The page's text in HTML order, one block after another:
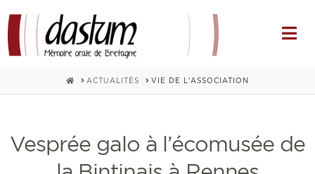
HOME
ACTUALITÉS VIE DE L'ASSOCIATION
Vesprée galo à l’écomusée de